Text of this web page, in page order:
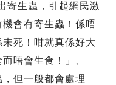
寄生蟲，引起網民激
會有寄生蟲！係唔
死！咁就真係好大
唔會生食！」、
，但一般都會處理